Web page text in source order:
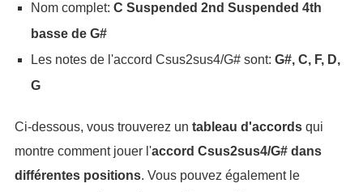
Nom complet: C Suspended 2nd Suspended 4th
basse de G#
Les notes de l'accord Csus2sus4/G# sont: G#, C, F, D,
G
Ci-dessous, vous trouverez un tableau d'accordsqui
montre comment jouer l'accord Csus2sus4/G#dans
différentes positions. Vous pouvez également le